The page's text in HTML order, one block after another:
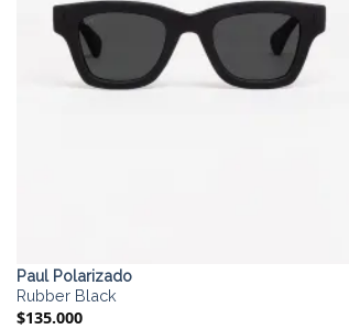
Paul Polarizado
Rubber Black
$135.000